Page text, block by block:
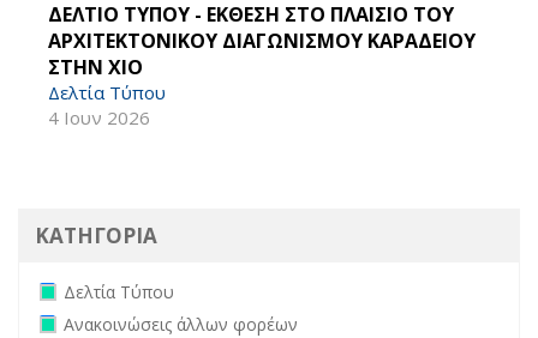
ΔΕΛΤΙΟ ΤΥΠΟΥ - ΕΚΘΕΣΗ ΣΤΟ ΠΛΑΙΣΙΟ ΤΟΥ
ΑΡΧΙΤΕΚΤΟΝΙΚΟΥ ΔΙΑΓΩΝΙΣΜΟΥ ΚΑΡΑΔΕΙΟΥ
ΣΤΗΝ ΧΙΟ
Δελτία Τύπου
4 Ιουν 2026
ΚΑΤΗΓΟΡΙΑ
Remove Δελτία Τύπου filter
Δελτία Τύπου
Remove Ανακοινώσεις άλλων φορέων filter
Ανακοινώσεις άλλων φορέων